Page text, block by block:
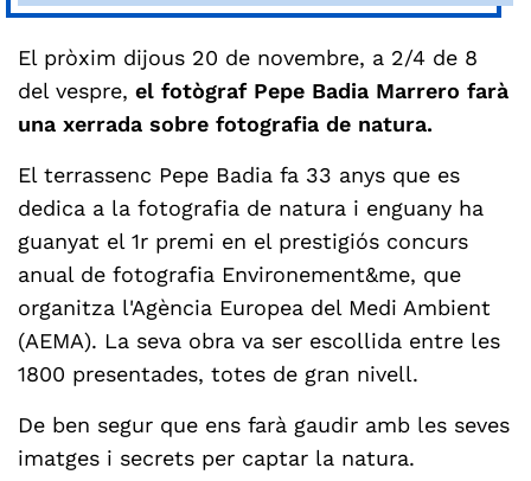
El pròxim dijous 20 de novembre, a 2/4 de 8
del vespre, el fotògraf Pepe Badia Marrero farà
una xerrada sobre fotografia de natura.
El terrassenc Pepe Badia fa 33 anys que es
dedica a la fotografia de natura i enguany ha
guanyat el 1r premi en el prestigiós concurs
anual de fotografia Environement&me, que
organitza l'Agència Europea del Medi Ambient
(AEMA). La seva obra va ser escollida entre les
1800 presentades, totes de gran nivell.
De ben segur que ens farà gaudir amb les seves
imatges i secrets per captar la natura.